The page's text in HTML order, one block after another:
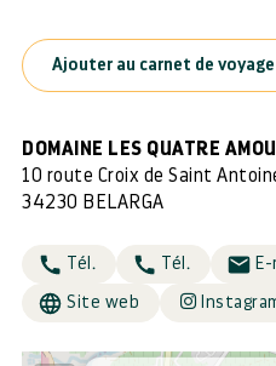
Ajouter au carnet de voyage
DOMAINE LES QUATRE
10 route Croix de Saint
34230 BELARGA
Tél. Tél. E-
Site web